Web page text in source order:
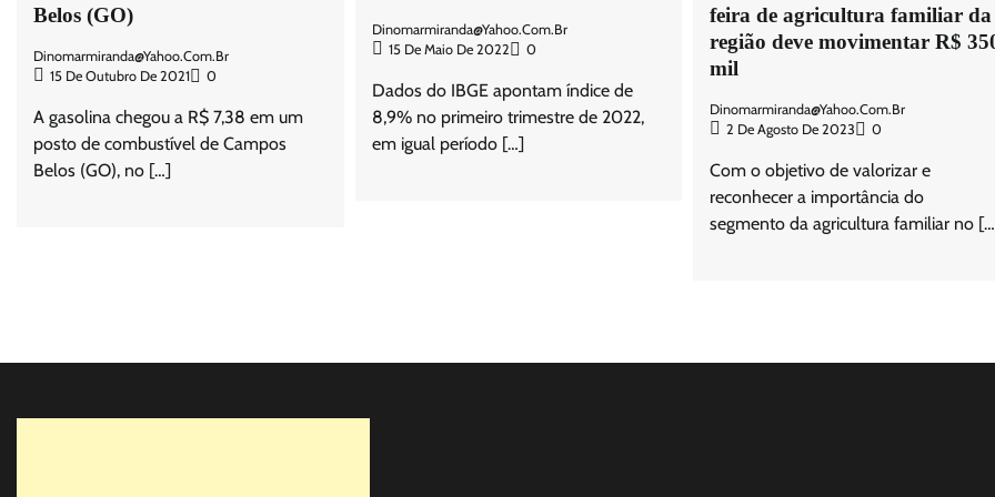
Belos (GO)
Dinomarmiranda@yahoo.com.br
15 De Outubro De 2021
0
A gasolina chegou a R$ 7,38 em um
posto de combustível de Campos
Belos (GO), no […]
Dinomarmiranda@yahoo.com.br
15 De Maio De 2022
0
Dados do IBGE apontam índice de
8,9% no primeiro trimestre de 2022,
em igual período […]
feira de agricultura familiar da
região deve movimentar R$
mil
Dinomarmiranda@yahoo.com.br
2 De Agosto De 2023
0
Com o objetivo de valorizar e
reconhecer a importância do
segmento da agricultura familiar no